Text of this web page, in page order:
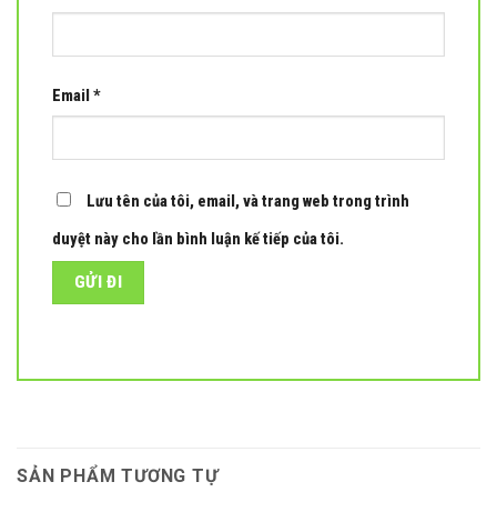
Email *
Lưu tên của tôi, email, và trang web trong trình
duyệt này cho lần bình luận kế tiếp của tôi.
SẢN PHẨM TƯƠNG TỰ